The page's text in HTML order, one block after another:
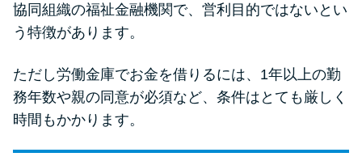
協同組織の福祉金融機関で、営利目的ではないとい
う特徴があります。
ただし労働金庫でお金を借りるには、1年以上の勤
務年数や親の同意が必須など、条件はとても厳しく
時間もかかります。